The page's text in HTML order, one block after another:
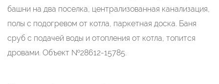
башни на два поселка, централизованная канализация,
полы с подогревом от котла, паркетная доска. Баня
сруб с подачей воды и отопления от котла, топится
дровами. Объект №28612-15785.